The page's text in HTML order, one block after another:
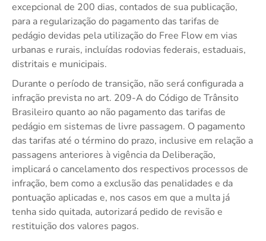
excepcional de 200 dias, contados de sua publicação,
para a regularização do pagamento das tarifas de
pedágio devidas pela utilização do Free Flow em vias
urbanas e rurais, incluídas rodovias federais, estaduais,
distritais e municipais.
Durante o período de transição, não será configurada a
infração prevista no art. 209-A do Código de Trânsito
Brasileiro quanto ao não pagamento das tarifas de
pedágio em sistemas de livre passagem. O pagamento
das tarifas até o término do prazo, inclusive em relação a
passagens anteriores à vigência da Deliberação,
implicará o cancelamento dos respectivos processos de
infração, bem como a exclusão das penalidades e da
pontuação aplicadas e, nos casos em que a multa já
tenha sido quitada, autorizará pedido de revisão e
restituição dos valores pagos.